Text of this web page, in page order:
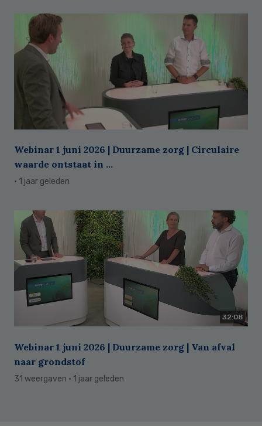
Webinar 1 juni 2026 | Duurzame zorg | Circulaire
waarde ontstaat in ...
· 1 jaar geleden
32:08
Webinar 1 juni 2026 | Duurzame zorg | Van afval
naar grondstof
31 weergaven · 1 jaar geleden